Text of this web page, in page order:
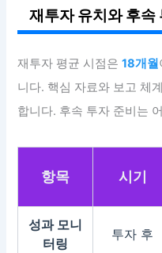
재투자 유치와 후속
재투자 평균 시점은18개월
니다. 핵심 자료와 보고 체
합니다. 후속 투자 준비는
항목 시기
성과 모니
터링
투자 후